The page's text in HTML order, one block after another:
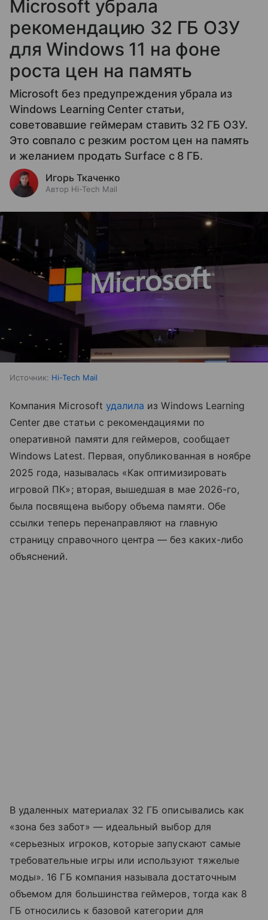
Microsoft убрала
рекомендацию 32 ГБ ОЗУ
для Windows 11 на фоне
роста цен на память
Microsoft без предупреждения убрала из
Windows Learning Center статьи,
советовавшие геймерам ставить 32 ГБ ОЗУ.
Это совпало с резким ростом цен на память
и желанием продать Surface с 8 ГБ.
Игорь Ткаченко
Автор Hi-Tech Mail
Источник: Hi-Tech Mail
Компания Microsoft удалила из Windows Learning
Center две статьи с рекомендациями по
оперативной памяти для геймеров, сообщает
Windows Latest. Первая, опубликованная в ноябре
2025 года, называлась «Как оптимизировать
игровой ПК»; вторая, вышедшая в мае 2026-го,
была посвящена выбору объема памяти. Обе
ссылки теперь перенаправляют на главную
страницу справочного центра — без каких-либо
объяснений.
В удаленных материалах 32 ГБ описывались как
«зона без забот» — идеальный выбор для
«серьезных игроков, которые запускают самые
требовательные игры или используют тяжелые
моды». 16 ГБ компания называла достаточным
объемом для большинства геймеров, тогда как 8
ГБ относились к базовой категории для